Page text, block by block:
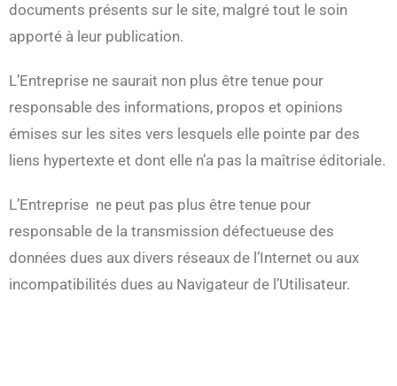
documents présents sur le site, malgré tout le soin
apporté à leur publication.
L’Entreprise ne saurait non plus être tenue pour
responsable des informations, propos et opinions
émises sur les sites vers lesquels elle pointe par des
liens hypertexte et dont elle n’a pas la maîtrise éditoriale.
L’Entreprise ne peut pas plus être tenue pour
responsable de la transmission défectueuse des
données dues aux divers réseaux de l’Internet ou aux
incompatibilités dues au Navigateur de l’Utilisateur.